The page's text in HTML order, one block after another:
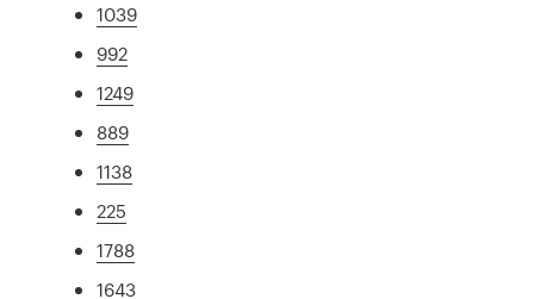
1039
992
1249
889
1138
225
1788
1643